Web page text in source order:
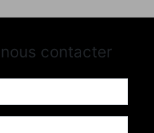
contacter